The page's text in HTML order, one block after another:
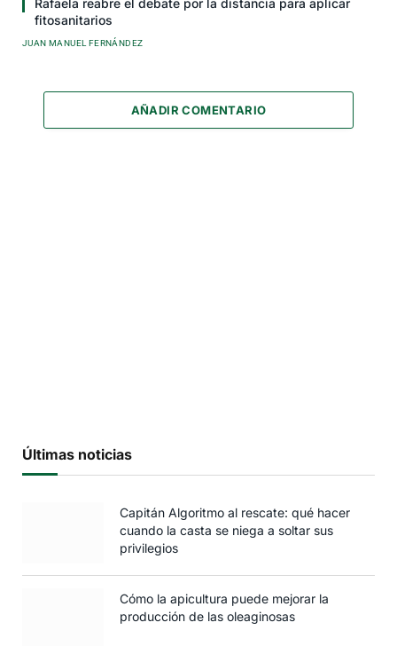
Rafaela reabre el debate por la distancia para aplicar
fitosanitarios
JUAN MANUEL FERNÁNDEZ
AÑADIR COMENTARIO
Últimas noticias
Capitán Algoritmo al rescate: qué hacer
cuando la casta se niega a soltar sus
privilegios
Cómo la apicultura puede mejorar la
producción de las oleaginosas